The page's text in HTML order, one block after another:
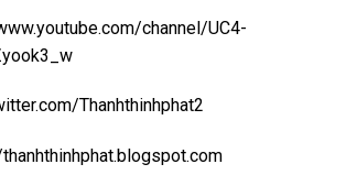
channel/UC4-
Thanhthinhphat2